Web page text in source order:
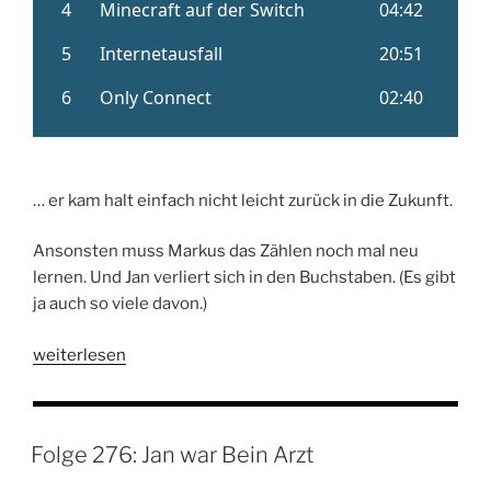
… er kam halt einfach nicht leicht zurück in die Zukunft.
Ansonsten muss Markus das Zählen noch mal neu
lernen. Und Jan verliert sich in den Buchstaben. (Es gibt
ja auch so viele davon.)
„Folge
Fabian
in
weiterlesen
Folge 276: Jan war Bein Arzt